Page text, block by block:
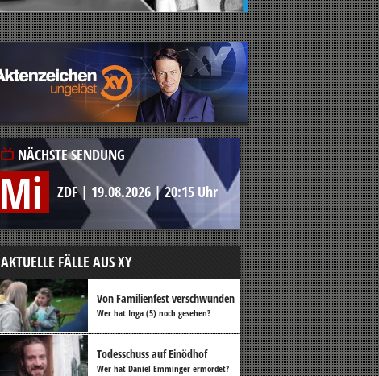
NÄCHSTE SENDUNG
Mi ZDF| 19.08.2026 |20:15 Uhr
AKTUELLE FÄLLE AUS XY
Von Familienfest verschwunden
Wer hat Inga (5) noch gesehen?
Todesschuss auf Einödhof
Wer hat Daniel Emminger ermordet?